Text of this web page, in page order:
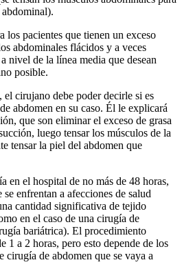
los pacientes que tienen un exceso
abdominales flácidos y a veces
nivel de la línea media que desean
posible.
cirujano debe poder decirle si es
abdomen en su caso. Él le explicará
que son eliminar el exceso de grasa
luego tensar los músculos de la
tensar la piel del abdomen que
en el hospital de no más de 48 horas,
enfrentan a afecciones de salud
cantidad significativa de tejido
en el caso de una cirugía de
bariátrica). El procedimiento
1 a 2 horas, pero esto depende de los
cirugía de abdomen que se vaya a